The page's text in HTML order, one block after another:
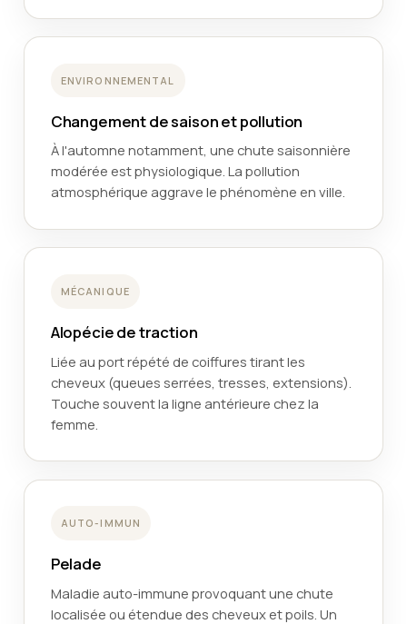
ENVIRONNEMENTAL
Changement de saison et pollution
À l'automne notamment, une chute saisonnière
modérée est physiologique. La pollution
atmosphérique aggrave le phénomène en ville.
MÉCANIQUE
Alopécie de traction
Liée au port répété de coiffures tirant les
cheveux (queues serrées, tresses, extensions).
Touche souvent la ligne antérieure chez la
femme.
AUTO-IMMUN
Pelade
Maladie auto-immune provoquant une chute
localisée ou étendue des cheveux et poils. Un